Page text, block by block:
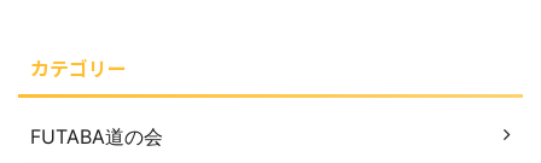
カテゴリー
FUTABA道の会